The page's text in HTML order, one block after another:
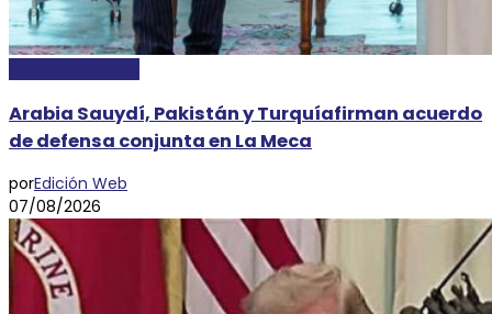
Arabia Sauydí, Pakistán y Turquíafirman acuerdo
de defensa conjunta en La Meca
porEdición Web
07/08/2026